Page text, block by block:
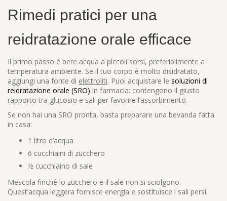
Rimedi pratici per una
reidratazione orale efficace
Il primo passo è bere acqua a piccoli sorsi, preferibilmente a
temperatura ambiente. Se il tuo corpo è molto disidratato,
aggiungi una fonte di elettroliti. Puoi acquistare le soluzioni di
reidratazione orale (SRO) in farmacia: contengono il giusto
rapporto tra glucosio e sali per favorire l’assorbimento.
Se non hai una SRO pronta, basta preparare una bevanda fatta
in casa:
1 litro d’acqua
6 cucchiaini di zucchero
½ cucchiaino di sale
Mescola finché lo zucchero e il sale non si sciolgono.
Quest’acqua leggera fornisce energia e sostituisce i sali persi.